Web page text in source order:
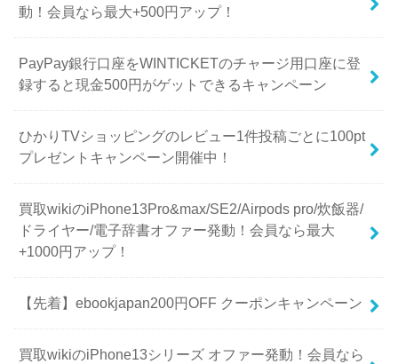
動！会員なら最大+500円アップ！
PayPay銀行口座をWINTICKETのチャージ用口座に登
録すると現金500円がゲットできるキャンペーン
ひかりTVショッピングのレビュー1件投稿ごとに100pt
プレゼントキャンペーン開催中！
買取wikiのiPhone13Pro&max/SE2/Airpods pro/炊飯器/
ドライヤー/電子辞書オファー発動！会員なら最大
+1000円アップ！
【先着】ebookjapan200円OFF クーポンキャンペーン
買取wikiのiPhone13シリーズ オファー発動！会員なら